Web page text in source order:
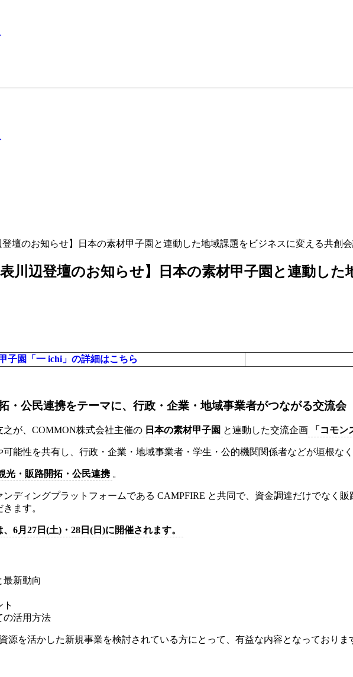
登壇のお知らせ】日本の素材甲子園と連動した地域課題をビジネスに変える共創
表川辺登壇のお知らせ】日本の素材甲子園と連動し
子園「一 ichi」の詳細はこちら
・公民連携をテーマに、行政・企業・地域事業者がつながる交流会
が、 COMMON株式会社主催の 日本の素材甲子園 と連動した交流企画 「 コモン
能性を共有し、行政・企業・地域事業者・学生・公的機関関係者などが垣根な
光・販路開拓・公民連携 。
ディングプラットフォームである CAMPFIRE と共同で、資金調達だけでなく
ます。
6月27日(土)・28日(日)に開催されます。
最新動向
の活用方法
源を活かした新規事業を検討されている方にとって、有益な内容となっておりま